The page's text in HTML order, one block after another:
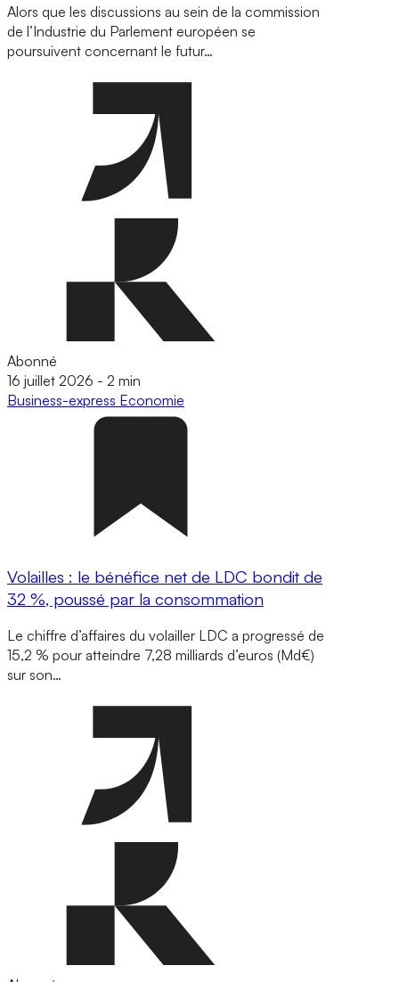
Alors que les discussions au sein de la commission
de l’Industrie du Parlement européen se
poursuivent concernant le futur…
Abonné
16 juillet 2026 - 2 min
Business-express Economie
Volailles : le bénéfice net de LDC bondit de
32 %, poussé par la consommation
Le chiffre d’affaires du volailler LDC a progressé de
15,2 % pour atteindre 7,28 milliards d’euros (Md€)
sur son…